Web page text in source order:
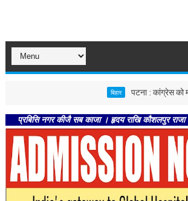
पटना : कांग्रेस को मजबूत
नगर कीजै सब काजा । हृदय राखि कौशलपुर राजा।। --